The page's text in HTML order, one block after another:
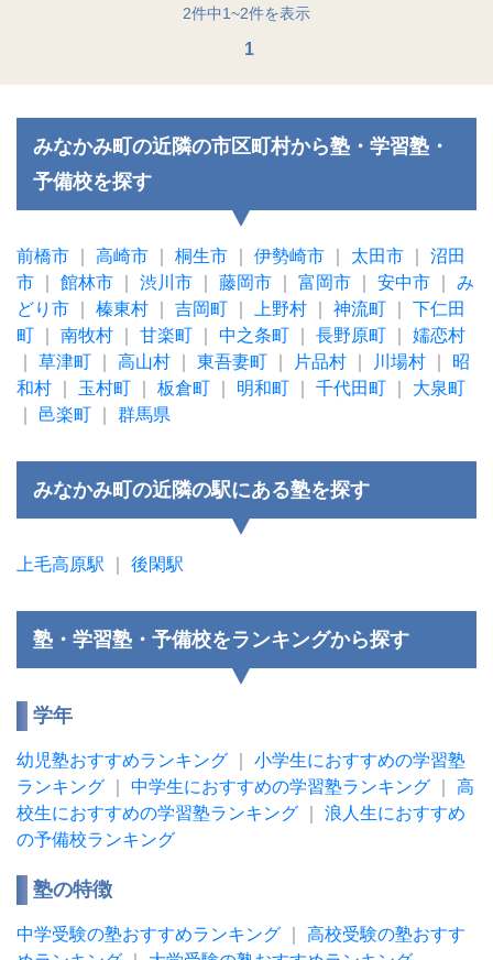
2件中1~2件を表示
1
みなかみ町の近隣の市区町村から塾・学習塾・
予備校を探す
前橋市 高崎市 桐生市 伊勢崎市 太田市
沼田
市
館林市 渋川市 藤岡市 富岡市 安中市
み
どり市
榛東村 吉岡町 上野村 神流町
下仁田
町
南牧村 甘楽町 中之条町 長野原町
嬬恋村
草津町 高山村 東吾妻町 片品村 川場村
昭
和村
玉村町 板倉町 明和町 千代田町
大泉町
邑楽町 群馬県
みなかみ町の近隣の駅にある塾を探す
上毛高原駅 後閑駅
塾・学習塾・予備校をランキングから探す
学年
幼児塾おすすめランキング
小学生におすすめの学習塾
ランキング
中学生におすすめの学習塾ランキング
高
校生におすすめの学習塾ランキング
浪人生におすすめ
の予備校ランキング
塾の特徴
中学受験の塾おすすめランキング
高校受験の塾おすす